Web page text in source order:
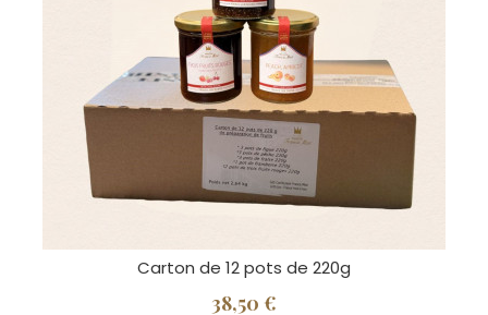
Carton de 12 pots de 220g
38,50 €